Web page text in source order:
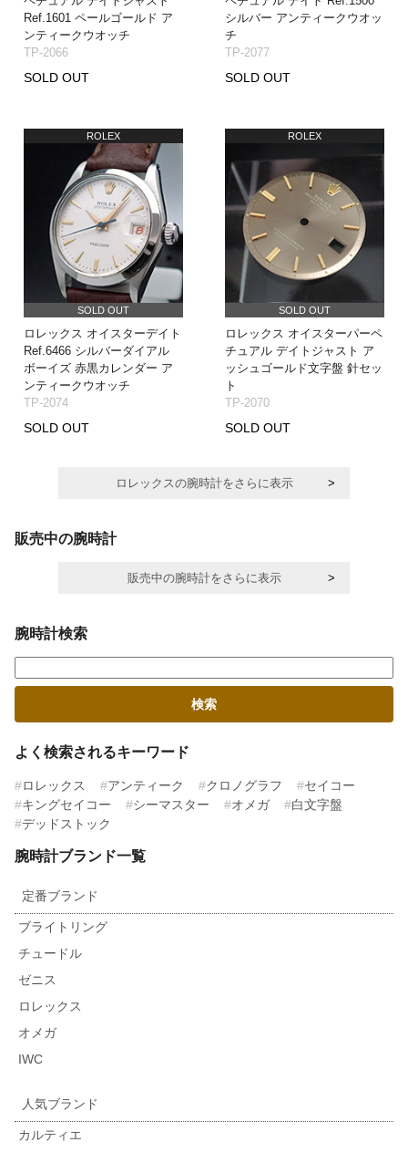
Ref.1601 ペールゴールド ア
ンティークウオッチ
TP-2066
SOLD OUT
シルバー アンティークウオッ
チ
TP-2077
SOLD OUT
ROLEX
SOLD OUT
ロレックス オイスターデイト
Ref.6466 シルバーダイアル
ボーイズ 赤黒カレンダー ア
ンティークウオッチ
TP-2074
SOLD OUT
ROLEX
SOLD OUT
ロレックス オイスターパーペ
チュアル デイトジャスト ア
ッシュゴールド文字盤 針セッ
ト
TP-2070
SOLD OUT
ロレックスの腕時計をさらに表示
販売中の腕時計
販売中の腕時計をさらに表示
腕時計検索
よく検索されるキーワード
ロレックス アンティーク クロノグラフ
セイコー
キングセイコー
シーマスター オメガ
白文字盤
デッドストック
腕時計ブランド一覧
定番ブランド
ブライトリング
チュードル
ゼニス
ロレックス
オメガ
IWC
人気ブランド
カルティエ